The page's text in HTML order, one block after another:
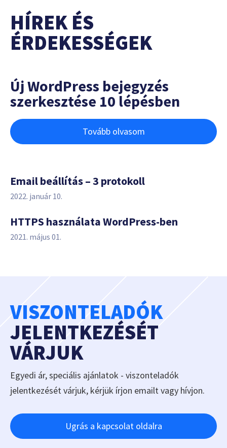
HÍREK ÉS
ÉRDEKESSÉGEK
Új WordPress bejegyzés
szerkesztése 10 lépésben
Tovább olvasom
Email beállítás – 3 protokoll
2022. január 10.
HTTPS használata WordPress-ben
2021. május 01.
VISZONTELADÓK
JELENTKEZÉSÉT
VÁRJUK
Egyedi ár, speciális ajánlatok - viszonteladók
jelentkezését várjuk, kérjük írjon emailt vagy hívjon.
Ugrás a kapcsolat oldalra